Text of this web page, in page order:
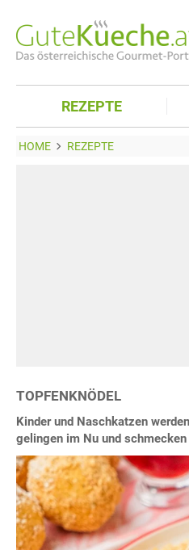
REZEPTE
HOME REZEPTE
TOPFENKNÖDEL
Kinder und Naschkatzen
gelingen im Nu und